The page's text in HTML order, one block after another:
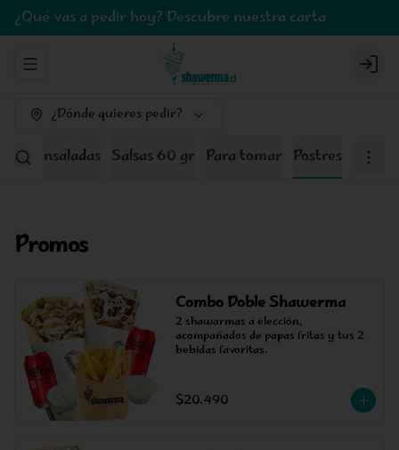
¿Qué vas a pedir hoy? Descubre nuestra carta
Abrir menu de navegación
¿Dónde quieres pedir?
Y Ensaladas Salsas 60 gr Para tomar Postres
Promos
Combo Doble Shawerma
2 shawarmas a elección,
acompañados de papas fritas y tus 2
bebidas favoritas.
$20.490